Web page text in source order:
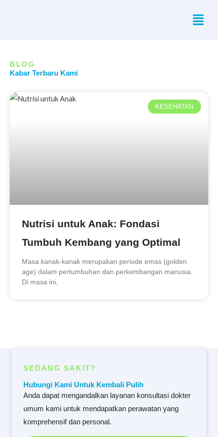
Menu
BLOG
Kabar Terbaru Kami
KESEHATAN
Nutrisi untuk Anak: Fondasi
Tumbuh Kembang yang Optimal
Masa kanak-kanak merupakan periode emas (golden
age) dalam pertumbuhan dan perkembangan manusia.
Di masa ini,
SEDANG SAKIT?
Hubungi Kami Untuk Kembali Pulih
Anda dapat mengandalkan layanan konsultasi dokter
umum kami untuk mendapatkan perawatan yang
komprehensif dan personal.